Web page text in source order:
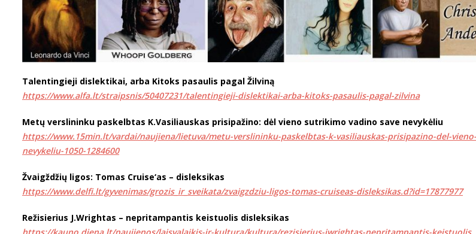
Talentingieji dislektikai, arba Kitoks pasaulis pagal Žilviną
https://www.alfa.lt/straipsnis/50407231/talentingieji-dislektikai-arba-kitoks-pasaulis-pagal-zilvina
Metų verslininku paskelbtas K.Vasiliauskas prisipažino: dėl vieno sutrikimo vadino save nevykėliu
https://www.15min.lt/vardai/naujiena/lietuva/metu-verslininku-paskelbtas-k-vasiliauskas-prisipazino-del-
nevykeliu-1050-1284600
Žvaigždžių ligos: Tomas Cruise‘as – disleksikas
https://www.delfi.lt/gyvenimas/grozis_ir_sveikata/zvaigzdziu-ligos-tomas-cruiseas-disleksikas.d?id=17877977
Režisierius J.Wrightas – nepritampantis keistuolis disleksikas
https://kauno.diena.lt/naujienos/laisvalaikis-ir-kultura/kultura/rezisierius-jwrightas-nepritampantis-keistuolis